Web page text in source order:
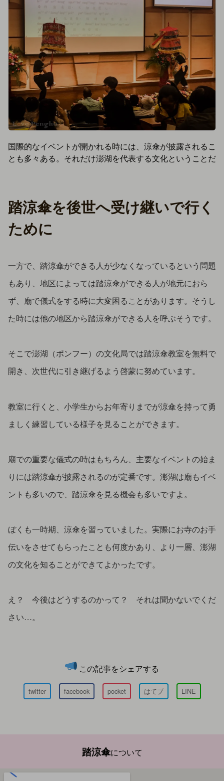
国際的なイベントが開かれる時には、涼傘が披露されるこ
とも多々ある。それだけ澎湖を代表する文化ということだ
踏涼傘を後世へ受け継いで行く
ために
一方で、踏涼傘ができる人が少なくなっているという問題
もあり、地区によっては踏涼傘ができる人が地元におら
ず、廟で儀式をする時に大変困ることがあります。そうし
た時には他の地区から踏涼傘ができる人を呼ぶそうです。
そこで澎湖（ポンフー）の文化局では踏涼傘教室を無料で
開き、次世代に引き継げるよう啓蒙に努めています。
教室に行くと、小学生からお年寄りまでが涼傘を持って勇
ましく練習している様子を見ることができます。
廟での重要な儀式の時はもちろん、主要なイベントの始ま
りには踏涼傘が披露されるのが定番です。澎湖は廟もイベ
ントも多いので、踏涼傘を見る機会も多いですよ。
ぼくも一時期、涼傘を習っていました。実際にお寺のお手
伝いをさせてもらったことも何度かあり、より一層、澎湖
の文化を知ることができてよかったです。
え？ 今後はどうするのかって？ それは聞かないでくだ
さい…。
この記事をシェアする
twitter facebook pocket はてブ LINE
踏涼傘について